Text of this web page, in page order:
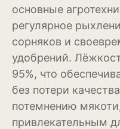
Туя
Тысячелистник
Чубушник (жасмин)
Овощи
Баклажан
основные
регулярное
сорняков и
удобрений.
95%, что
без потери
потемнению
привлекательным